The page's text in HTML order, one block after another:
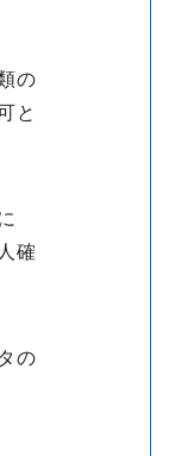
の
と
確
の